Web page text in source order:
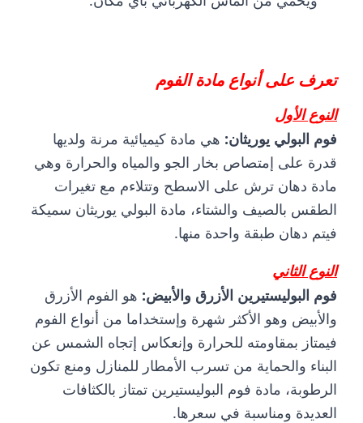
تعرف على أنواع مادة الفوم
النوع الأول
فوم البولي يوريثان: هي مادة كيميائية مرنة ولديها
قدرة على إمتصاص بخار الجو والمياه والحرارة وهي
مادة دهان ترش على الاسطح وتتلاءم مع تغيرات
الطقس بالصيف والشتاء، مادة البولي يوريثان سميكة
فيتم دهان طبقة واحدة منها.
النوع الثاني
فوم البوليستيرين الأزرق والأبيض: هو الفوم الأزرق
والأبيض وهو الأكثر شهرة وإستخداما من أنواع الفوم
فيمتاز بمقاومته للحرارة وإنعكاس إتجاه الشمس عن
البناء والحماية من تسرب الأمطار للمنازل ومنع تكون
الرطوبة، مادة فوم البوليستيرين تمتاز بالكثافات
العديدة ومناسبة في سعرها.